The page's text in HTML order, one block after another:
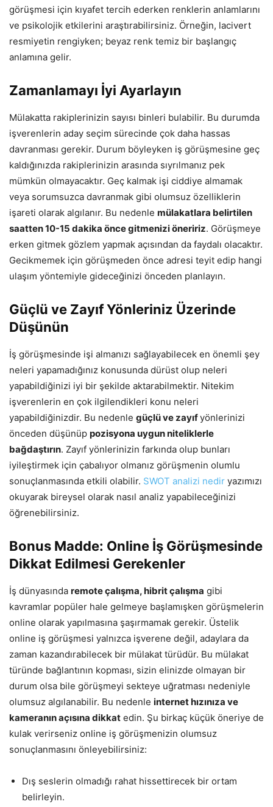
görüşmesi için kıyafet tercih ederken renklerin anlamlarını
ve psikolojik etkilerini araştırabilirsiniz. Örneğin, lacivert
resmiyetin rengiyken; beyaz renk temiz bir başlangıç
anlamına gelir.
Zamanlamayı İyi Ayarlayın
Mülakatta rakiplerinizin sayısı binleri bulabilir. Bu durumda
işverenlerin aday seçim sürecinde çok daha hassas
davranması gerekir. Durum böyleyken iş görüşmesine geç
kaldığınızda rakiplerinizin arasında sıyrılmanız pek
mümkün olmayacaktır. Geç kalmak işi ciddiye almamak
veya sorumsuzca davranmak gibi olumsuz özelliklerin
işareti olarak algılanır. Bu nedenle mülakatlara belirtilen
saatten 10-15 dakika önce gitmenizi öneririz. Görüşmeye
erken gitmek gözlem yapmak açısından da faydalı olacaktır.
Gecikmemek için görüşmeden önce adresi teyit edip hangi
ulaşım yöntemiyle gideceğinizi önceden planlayın.
Güçlü ve Zayıf Yönleriniz Üzerinde
Düşünün
İş görüşmesinde işi almanızı sağlayabilecek en önemli şey
neleri yapamadığınız konusunda dürüst olup neleri
yapabildiğinizi iyi bir şekilde aktarabilmektir. Nitekim
işverenlerin en çok ilgilendikleri konu neleri
yapabildiğinizdir. Bu nedenle güçlü ve zayıfyönlerinizi
önceden düşünüp pozisyona uygun niteliklerle
bağdaştırın. Zayıf yönlerinizin farkında olup bunları
iyileştirmek için çabalıyor olmanız görüşmenin olumlu
sonuçlanmasında etkili olabilir. SWOT analizi nedir yazımızı
okuyarak bireysel olarak nasıl analiz yapabileceğinizi
öğrenebilirsiniz.
Bonus Madde: Online İş Görüşmesinde
Dikkat Edilmesi Gerekenler
İş dünyasında remote çalışma, hibrit çalışma gibi
kavramlar popüler hale gelmeye başlamışken görüşmelerin
online olarak yapılmasına şaşırmamak gerekir. Üstelik
online iş görüşmesi yalnızca işverene değil, adaylara da
zaman kazandırabilecek bir mülakat türüdür. Bu mülakat
türünde bağlantının kopması, sizin elinizde olmayan bir
durum olsa bile görüşmeyi sekteye uğratması nedeniyle
olumsuz algılanabilir. Bu nedenle internet hızınıza ve
kameranın açısına dikkat edin. Şu birkaç küçük öneriye de
kulak verirseniz online iş görüşmenizin olumsuz
sonuçlanmasını önleyebilirsiniz:
Dış seslerin olmadığı rahat hissettirecek bir ortam
belirleyin.